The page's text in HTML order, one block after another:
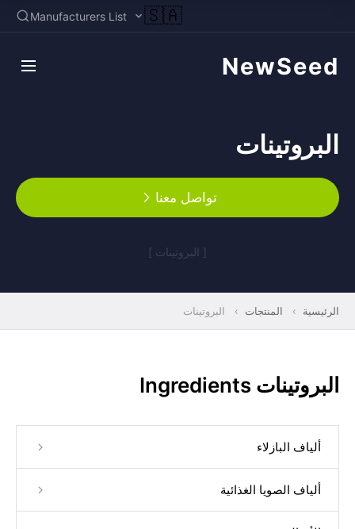
🇸🇦
Manufacturers List
NewSeed
البروتينات
تواصل معنا
[ البروتينات ]
الرئيسية › المنتجات › البروتينات
البروتينات Ingredients
ألياف البازلاء
ألياف الصويا الغذائية